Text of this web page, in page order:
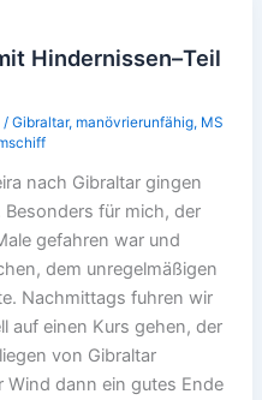
Hindernissen–Teil
/ Gibraltar, manövrierunfähig, MS
nach Gibraltar gingen
für mich, der
gefahren war und
dem unregelmäßigen
Nachmittags fuhren wir
auf einen Kurs gehen, der
von Gibraltar
Wind dann ein gutes Ende